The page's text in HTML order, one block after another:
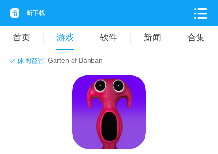
首页 游戏 软件 新闻 合集
休闲益智 Garten of Banban
动作格斗 休闲益智
卡牌对战 音乐舞蹈
挂机养成